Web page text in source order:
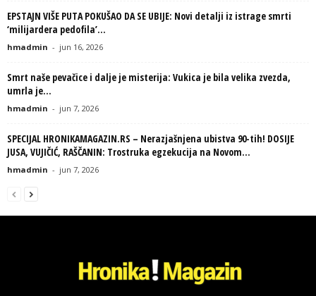
EPSTAJN VIŠE PUTA POKUŠAO DA SE UBIJE: Novi detalji iz istrage smrti
‘milijardera pedofila’...
hmadmin - jun 16, 2026
Smrt naše pevačice i dalje je misterija: Vukica je bila velika zvezda,
umrla je...
hmadmin - jun 7, 2026
SPECIJAL HRONIKAMAGAZIN.RS – Nerazjašnjena ubistva 90-tih! DOSIJE
JUSA, VUJIČIĆ, RAŠČANIN: Trostruka egzekucija na Novom...
hmadmin - jun 7, 2026